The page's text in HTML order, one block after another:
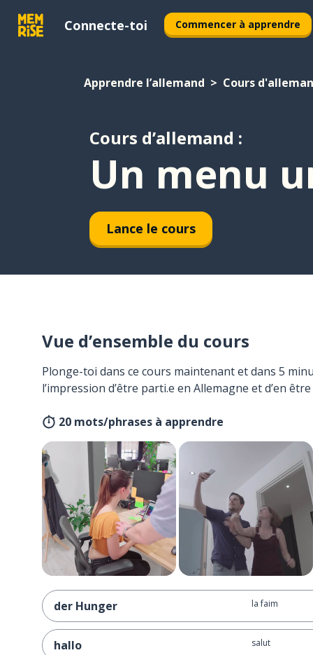
Connecte-toi Commencer à apprendre
Apprendre l’allemand Cours
Cours d’allemand :
Un menu
Lance le cours
Vue d’ensemble du cours
Plonge-toi dans ce cours maintenant et dans 5
l’impression d’être parti.e en Allemagne et d’en
20 mots/phrases à apprendre
der Hunger la faim
hallo salut